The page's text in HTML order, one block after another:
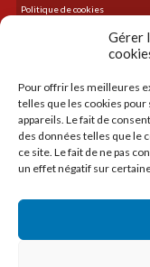
Gérer
Pour offrir les meilleures
telles que les cookies
appareils. Le fait de
des données telles que le
ce site. Le fait de ne pas
un effet négatif sur
Politique de cookies
DERNIER TWEET
Le flux